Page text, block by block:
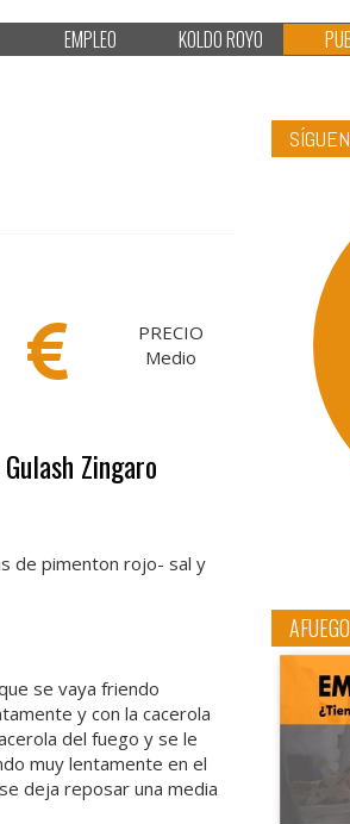
EMPLEO KOLDO ROYO
PRECIO
Medio
Zingaro
de pimenton rojo- sal y
se vaya friendo
y con la cacerola
del fuego y se le
muy lentamente en el
deja reposar una media